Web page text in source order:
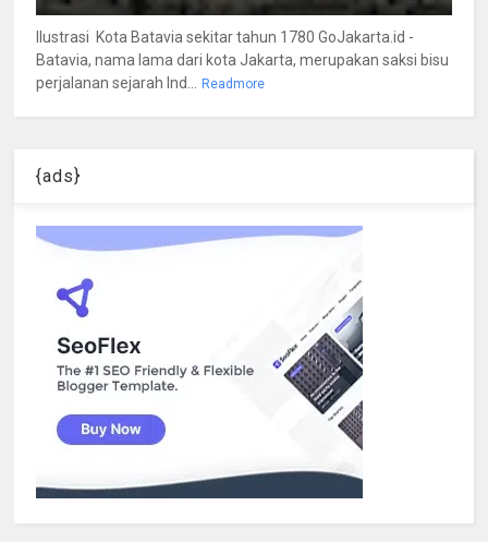
Ilustrasi Kota Batavia sekitar tahun 1780 GoJakarta.id -
Batavia, nama lama dari kota Jakarta, merupakan saksi bisu
perjalanan sejarah Ind... Readmore
{ads}